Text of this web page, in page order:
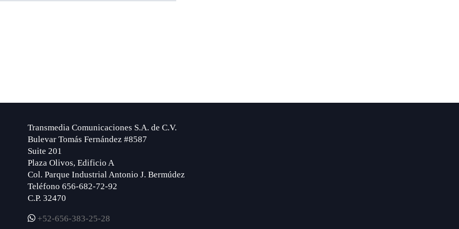
Transmedia Comunicaciones S.A. de C.V.
Bulevar Tomás Fernández #8587
Suite 201
Plaza Olivos, Edificio A
Col. Parque Industrial Antonio J. Bermúdez
Teléfono 656-682-72-92
C.P. 32470
+52-656-383-25-28